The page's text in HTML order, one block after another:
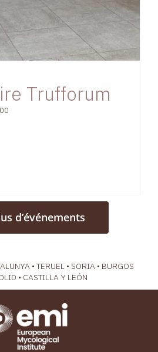
Trufforum
d’événements
• TERUEL • SORIA • BURGOS
• CASTILLA Y LEÓN